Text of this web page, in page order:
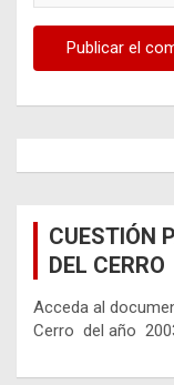
CUESTIÓN
DEL CERRO
Acceda al
Cerro del año